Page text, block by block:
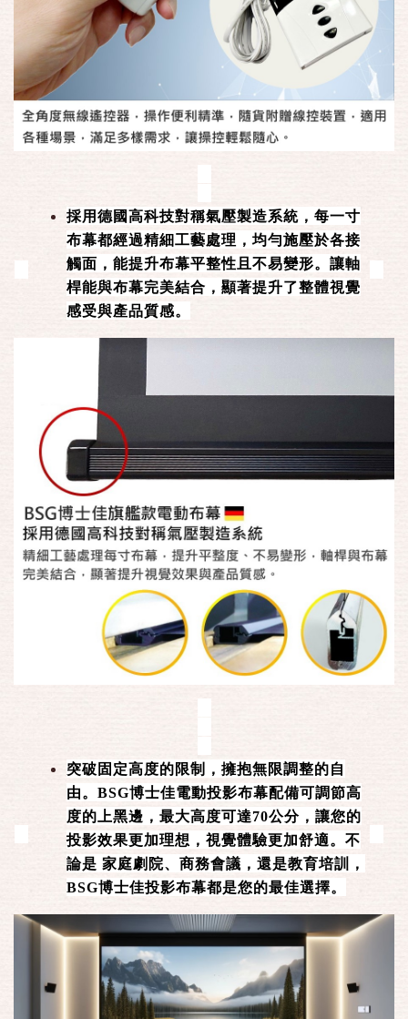
採用德國高科技對稱氣壓製造系統，每一寸
布幕都經過精細工藝處理，均勻施壓於各接
觸面，能提升布幕平整性且不易變形。讓軸
桿能與布幕完美結合，顯著提升了整體視覺
感受與產品質感。
突破固定高度的限制，擁抱無限調整的自
由。BSG博士佳電動投影布幕配備可調節高
度的上黑邊，最大高度可達70公分，讓您的
投影效果更加理想，視覺體驗更加舒適。不
論是 家庭劇院、商務會議，還是教育培訓，
BSG博士佳投影布幕都是您的最佳選擇。